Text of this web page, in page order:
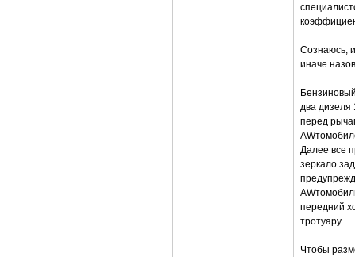
Сознаюсь,
иначе
два дизеля
перед
Далее все
зеркало
передний
тротуару.
Чтобы